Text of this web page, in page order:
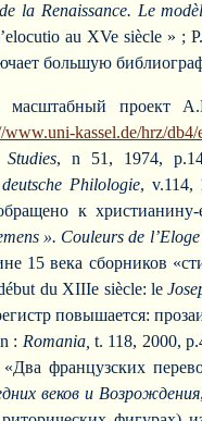
de la Renaissance. Le modè
au XVe siècle » ;
большую
проект
www.uni-kassel.de/hrz/
Studies, n 51, 1974,
deutsche Philologie, v.114,
к
mens ». Couleurs de
15 века сборников
du XIIIe siècle: le
повышается:
: Romania, t. 118, 2000,
французских
веков и Возрождения